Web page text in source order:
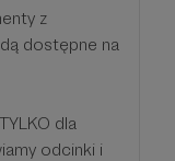
z
dostępne na
dla
odcinki i